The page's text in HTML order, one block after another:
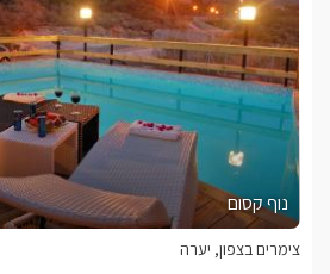
נוף קסום
צימרים בצפון, יערה